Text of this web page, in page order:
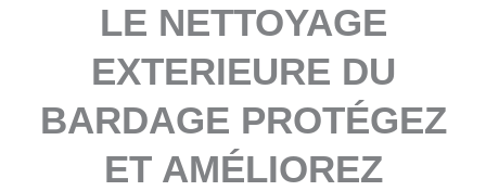
LE NETTOYAGE
EXTERIEURE DU
BARDAGE PROTÉGEZ
ET AMÉLIOREZ